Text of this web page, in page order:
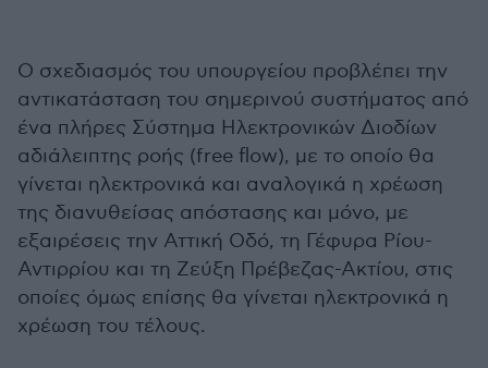
Ο σχεδιασμός του υπουργείου προβλέπει την
αντικατάσταση του σημερινού συστήματος από
ένα πλήρες Σύστημα Ηλεκτρονικών Διοδίων
αδιάλειπτης ροής (free flow), με το οποίο θα
γίνεται ηλεκτρονικά και αναλογικά η χρέωση
της διανυθείσας απόστασης και μόνο, με
εξαιρέσεις την Αττική Οδό, τη Γέφυρα Ρίου-
Αντιρρίου και τη Ζεύξη Πρέβεζας-Ακτίου, στις
οποίες όμως επίσης θα γίνεται ηλεκτρονικά η
χρέωση του τέλους.